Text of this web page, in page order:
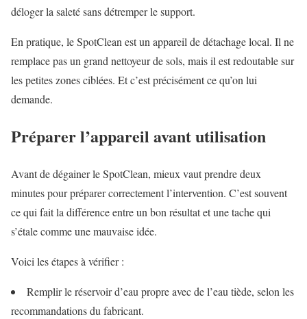
déloger la saleté sans détremper le support.
En pratique, le SpotClean est un appareil de détachage local. Il ne
remplace pas un grand nettoyeur de sols, mais il est redoutable sur
les petites zones ciblées. Et c’est précisément ce qu’on lui
demande.
Préparer l’appareil avant utilisation
Avant de dégainer le SpotClean, mieux vaut prendre deux
minutes pour préparer correctement l’intervention. C’est souvent
ce qui fait la différence entre un bon résultat et une tache qui
s’étale comme une mauvaise idée.
Voici les étapes à vérifier :
Remplir le réservoir d’eau propre avec de l’eau tiède, selon les
recommandations du fabricant.